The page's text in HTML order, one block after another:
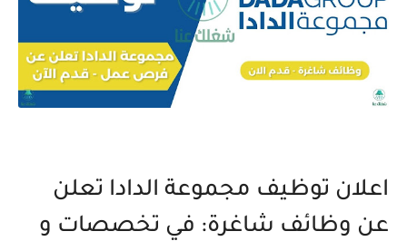
اعلان توظيف مجموعة الدادا تعلن
عن وظائف شاغرة: في تخصصات و